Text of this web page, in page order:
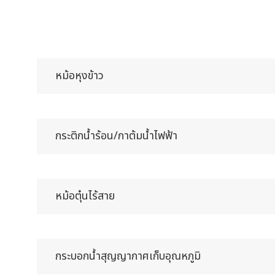
หม้อหุงข้าว
กระติกน้ำร้อน/กาต้มน้ำไฟฟ้า
หม้อตุ๋นไร้สาย
กระบอกน้ำสุญญากาศเก็บอุณหภูมิ